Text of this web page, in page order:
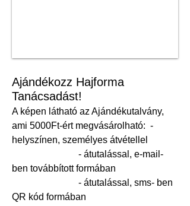
Ajándékozz Hajforma
Tanácsadást!
A képen látható az Ajándékutalvány,
ami 5000Ft-ért megvásárolható: -
helyszínen, személyes átvétellel
- átutalással, e-mail-
ben továbbított formában
- átutalással, sms- ben
QR kód formában